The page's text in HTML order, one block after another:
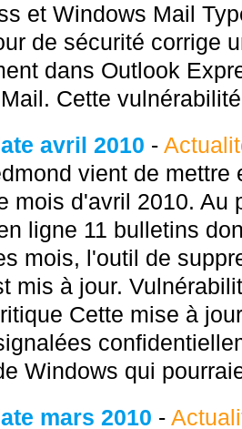
et Windows Mail
de sécurité corrige
dans Outlook
Cette
avril 2010 -
vient de
mois d'avril 2010. Au
ligne 11 bulletins
mois, l'outil de
mis à jour.
Cette mise à
Windows qui
mars 2010 -